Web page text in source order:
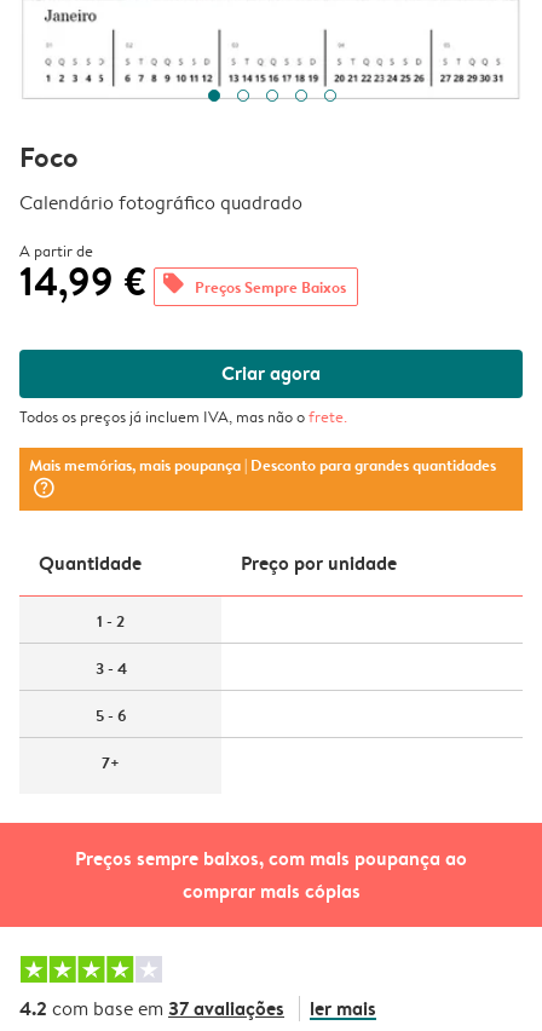
Preços sempre baixos, com mais poupança ao
comprar mais cópias
Foco
Calendário fotográfico quadrado
A partir de
14,99 € offers Preços Sempre Baixos
Criar agora
Todos os preços já incluem IVA, mas não ofrete.
Mais memórias, mais poupança| Desconto para grandes quantidades
question_mark_circle
Quantidade Preço por unidade
1 - 2
3 - 4
5 - 6
7+
4.2 com base em 37 avaliações ler mais